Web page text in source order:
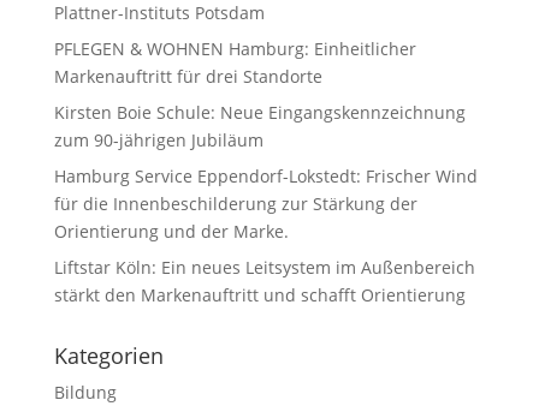
Plattner-Instituts Potsdam
PFLEGEN & WOHNEN Hamburg: Einheitlicher
Markenauftritt für drei Standorte
Kirsten Boie Schule: Neue Eingangskennzeichnung
zum 90-jährigen Jubiläum
Hamburg Service Eppendorf-Lokstedt: Frischer Wind
für die Innenbeschilderung zur Stärkung der
Orientierung und der Marke.
Liftstar Köln: Ein neues Leitsystem im Außenbereich
stärkt den Markenauftritt und schafft Orientierung
Kategorien
Bildung